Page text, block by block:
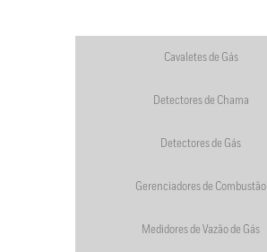
Cavaletes de Gás
Detectores de Chama
Detectores de Gás
Gerenciadores de Combustão
Medidores de Vazão de Gás